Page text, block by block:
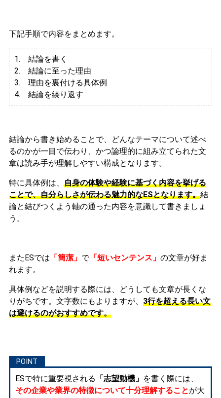
下記手順で内容をまとめます。
1. 結論を書く
2. 結論に至った理由
3. 理由を裏付ける具体例
4. 結論を繰り返す
結論から書き始めることで、どんなテーマについて述べ
るのかが一目で伝わり、かつ論理的に組み立てられた文
章は読み手が理解しやすい構成となります。
特に具体例は、 自身の体験や経験に基づく内容を挙げる
ことで、自分らしさが伝わる魅力的なESとなります。結
論と結びつくよう軸の通った内容を意識して書きましょ
う。
またESでは 「簡潔」 で「短いセンテンス」 の文章が好ま
れます。
具体例などを説明する際には、どうしても文章が長くな
りがちです。文字数にもよりますが、 3行を超える長い文
は避けるのがおすすめです。
ESで特に重要視される 「志望動機」 を書く際には、
その企業や業界の特徴について十分理解することが大